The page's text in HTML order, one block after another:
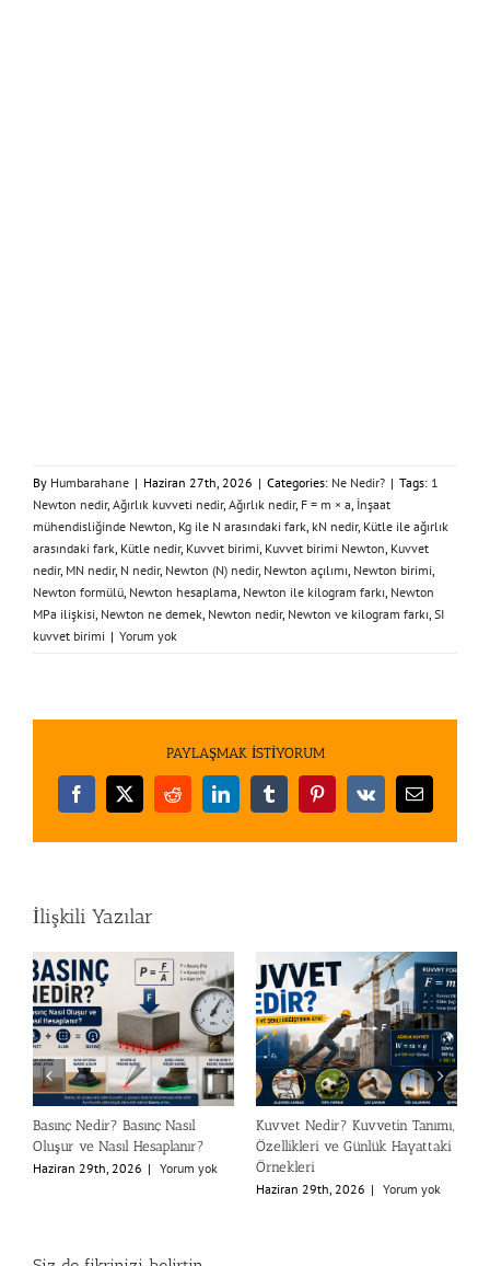
By Humbarahane | Haziran 27th, 2026 | Categories: Ne Nedir? | Tags: 1
Newton nedir, Ağırlık kuvveti nedir, Ağırlık nedir, F = m × a İnşaat
mühendisliğinde Newton Kg ile N arasındaki fark kN nedir, Kütle ile ağırlık
arasındaki fark Kütle nedir, Kuvvet birimi Kuvvet birimi Newton Kuvvet
nedir, MN nedir, N nedir, Newton (N) nedir, Newton açılımı Newton birimi
Newton formülü Newton hesaplama Newton ile kilogram farkı Newton
MPa ilişkisi Newton ne demek Newton nedir, Newton ve kilogram farkı SI
kuvvet birimi | Yorum yok
PAYLAŞMAK İSTİYORUM
Facebook
X RedditLinkedInTumblrPinterest
Vk
E-
İlişkili Yazılar
Basınç Nedir? Basınç Nasıl
Oluşur ve Nasıl Hesaplanır?
Haziran 29th, 2026 | Yorum yok
Kuvvet Nedir? Kuvvetin Tanımı,
Özellikleri ve Günlük Hayattaki
Örnekleri
Haziran 29th, 2026 | Yorum yok